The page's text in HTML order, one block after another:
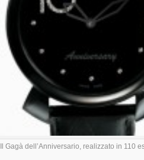
Il Gagà dell’Anniversario, realizzato in 110